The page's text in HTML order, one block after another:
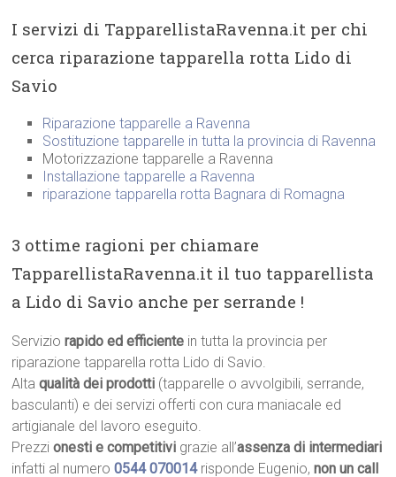
I servizi di TapparellistaRavenna.it per chi
cerca riparazione tapparella rotta Lido di
Savio
Riparazione tapparelle a Ravenna
Sostituzione tapparelle in tutta la provincia di Ravenna
Motorizzazione tapparelle a Ravenna
Installazione tapparelle a Ravenna
riparazione tapparella rotta Bagnara di Romagna
3 ottime ragioni per chiamare
TapparellistaRavenna.it il tuo tapparellista
a Lido di Savio anche per serrande !
Serviziorapido ed efficiente in tutta la provincia per
riparazione tapparella rotta Lido di Savio.
Altaqualità dei prodotti (tapparelle o avvolgibili, serrande,
basculanti) e dei servizi offerti con cura maniacale ed
artigianale del lavoro eseguito.
Prezzionesti e competitivi grazie all’assenza di intermediari
infatti al numero0544 070014 risponde Eugenio,non un call